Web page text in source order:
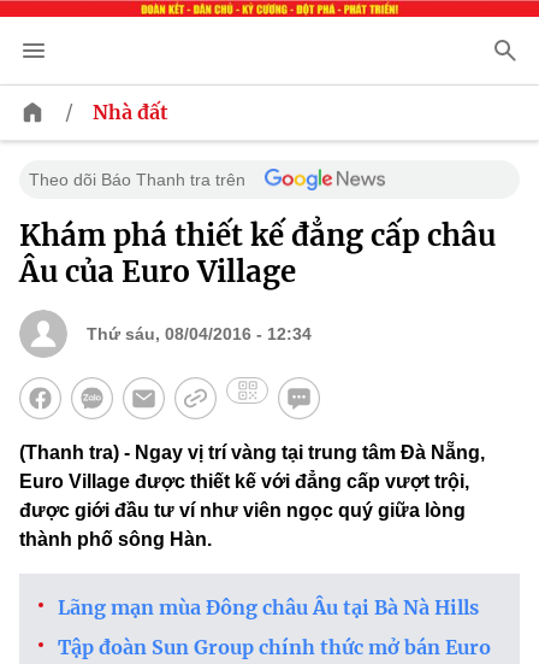
/ Nhà đất
Theo dõi Báo Thanh tra trên
Khám phá thiết kế đẳng cấp châu
Âu của Euro Village
Thứ sáu, 08/04/2016 - 12:34
(Thanh tra) - Ngay vị trí vàng tại trung tâm Đà Nẵng,
Euro Village được thiết kế với đẳng cấp vượt trội,
được giới đầu tư ví như viên ngọc quý giữa lòng
thành phố sông Hàn.
Lãng mạn mùa Đông châu Âu tại Bà Nà Hills
Tập đoàn Sun Group chính thức mở bán Euro